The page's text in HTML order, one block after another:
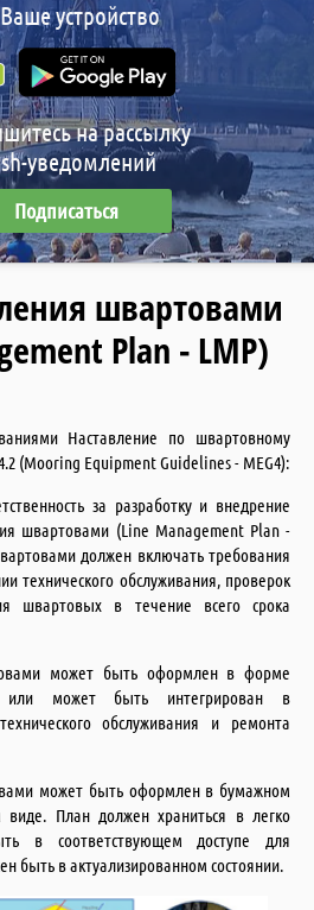
устройство
на рассылку
уведомлений
Подписаться
швартовами
Plan - LMP)
Наставление по швартовному
(Mooring Equipment Guidelines - MEG4):
за разработку и внедрение
швартовами (Line Management Plan -
должен включать требования
технического обслуживания, проверок
швартовых в течение всего срока
может быть оформлен в форме
или может быть интегрирован в
обслуживания и ремонта
может быть оформлен в бумажном
План должен храниться в легко
в соответствующем доступе для
быть в актуализированном состоянии.
по